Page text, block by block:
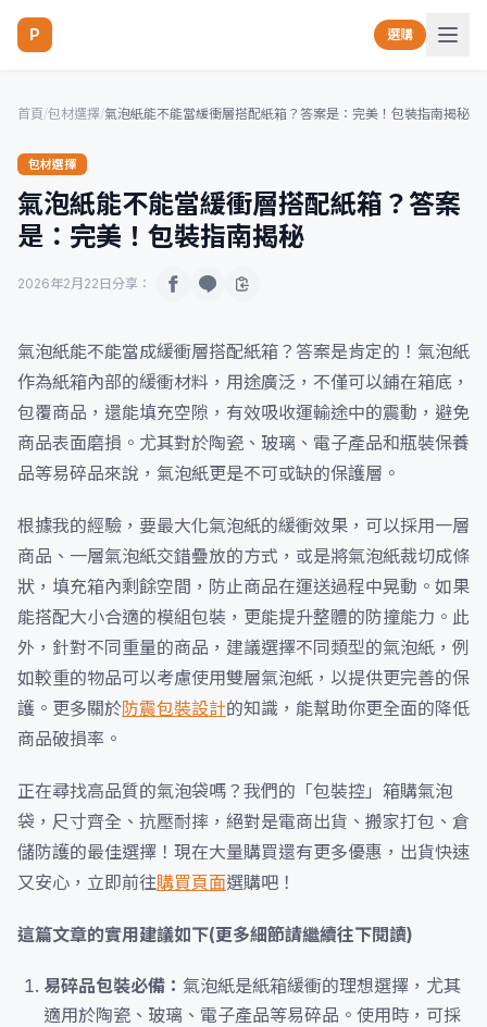
P 選購
首頁/包材選擇/氣泡紙能不能當緩衝層搭配紙箱？答案是：完美！包裝指南揭秘
包材選擇
氣泡紙能不能當緩衝層搭配紙箱？答案
是：完美！包裝指南揭秘
2026年2月22日 分享：
氣泡紙能不能當成緩衝層搭配紙箱？答案是肯定的！氣泡紙
作為紙箱內部的緩衝材料，用途廣泛，不僅可以鋪在箱底，
包覆商品，還能填充空隙，有效吸收運輸途中的震動，避免
商品表面磨損。尤其對於陶瓷、玻璃、電子產品和瓶裝保養
品等易碎品來說，氣泡紙更是不可或缺的保護層。
根據我的經驗，要最大化氣泡紙的緩衝效果，可以採用一層
商品、一層氣泡紙交錯疊放的方式，或是將氣泡紙裁切成條
狀，填充箱內剩餘空間，防止商品在運送過程中晃動。如果
能搭配大小合適的模組包裝，更能提升整體的防撞能力。此
外，針對不同重量的商品，建議選擇不同類型的氣泡紙，例
如較重的物品可以考慮使用雙層氣泡紙，以提供更完善的保
護。更多關於防震包裝設計的知識，能幫助你更全面的降低
商品破損率。
正在尋找高品質的氣泡袋嗎？我們的「包裝控」箱購氣泡
袋，尺寸齊全、抗壓耐摔，絕對是電商出貨、搬家打包、倉
儲防護的最佳選擇！現在大量購買還有更多優惠，出貨快速
又安心，立即前往購買頁面選購吧！
這篇文章的實用建議如下(更多細節請繼續往下閱讀)
易碎品包裝必備： 氣泡紙是紙箱緩衝的理想選擇，尤其
適用於陶瓷、玻璃、電子產品等易碎品。使用時，可採